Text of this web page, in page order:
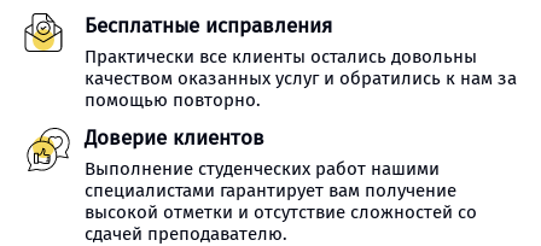
Бесплатные исправления
Практически все клиенты остались довольны
качеством оказанных услуг и обратились к нам за
помощью повторно.
Доверие клиентов
Выполнение студенческих работ нашими
специалистами гарантирует вам получение
высокой отметки и отсутствие сложностей со
сдачей преподавателю.